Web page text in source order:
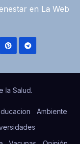
en La Web
la Salud.
Ambiente